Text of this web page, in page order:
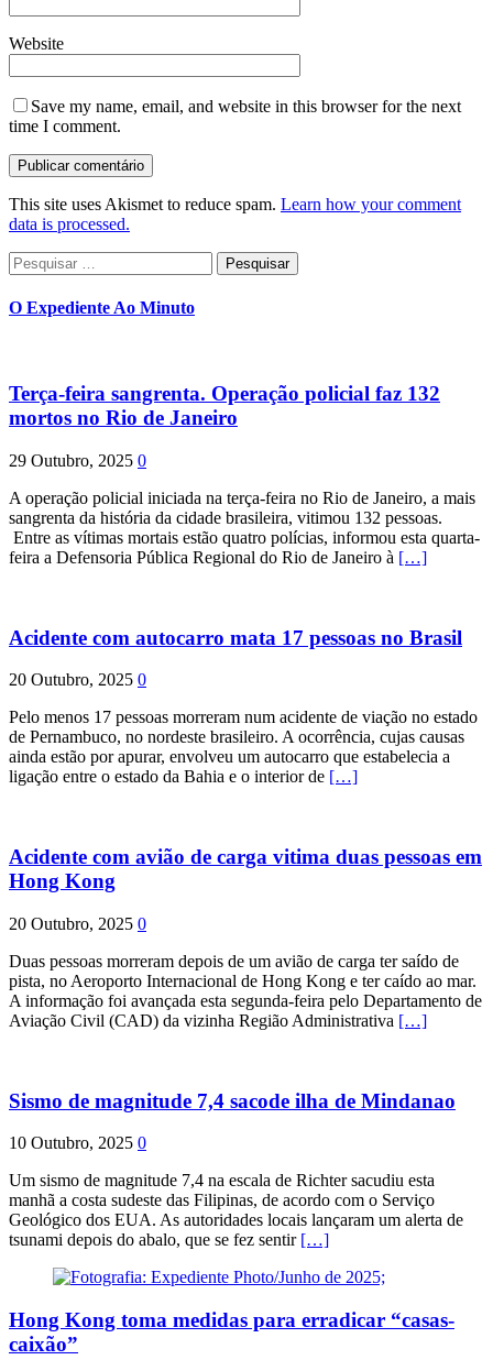
Website
Save my name, email, and website in this browser for the next
time I comment.
This site uses Akismet to reduce spam. Learn how your comment
data is processed.
Pesquisar
por:
O Expediente Ao Minuto
Terça-feira sangrenta. Operação policial faz 132
mortos no Rio de Janeiro
29 Outubro, 2025 0
A operação policial iniciada na terça-feira no Rio de Janeiro, a mais
sangrenta da história da cidade brasileira, vitimou 132 pessoas.
Entre as vítimas mortais estão quatro polícias, informou esta quarta-
feira a Defensoria Pública Regional do Rio de Janeiro à […]
Acidente com autocarro mata 17 pessoas no Brasil
20 Outubro, 2025 0
Pelo menos 17 pessoas morreram num acidente de viação no estado
de Pernambuco, no nordeste brasileiro. A ocorrência, cujas causas
ainda estão por apurar, envolveu um autocarro que estabelecia a
ligação entre o estado da Bahia e o interior de […]
Acidente com avião de carga vitima duas pessoas em
Hong Kong
20 Outubro, 2025 0
Duas pessoas morreram depois de um avião de carga ter saído de
pista, no Aeroporto Internacional de Hong Kong e ter caído ao mar.
A informação foi avançada esta segunda-feira pelo Departamento de
Aviação Civil (CAD) da vizinha Região Administrativa […]
Sismo de magnitude 7,4 sacode ilha de Mindanao
10 Outubro, 2025 0
Um sismo de magnitude 7,4 na escala de Richter sacudiu esta
manhã a costa sudeste das Filipinas, de acordo com o Serviço
Geológico dos EUA. As autoridades locais lançaram um alerta de
tsunami depois do abalo, que se fez sentir […]
Hong Kong toma medidas para erradicar “casas-
caixão”